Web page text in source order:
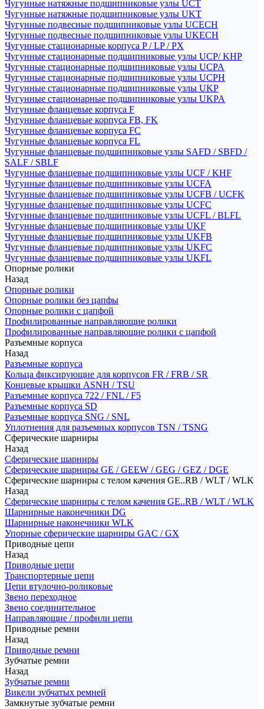
Чугунные натяжные подшипниковые узлы UCT
Чугунные натяжные подшипниковые узлы UKT
Чугунные подвесные подшипниковые узлы UCECH
Чугунные подвесные подшипниковые узлы UKECH
Чугунные стационарные корпуса P / LP / PX
Чугунные стационарные подшипниковые узлы UCP/ KHP
Чугунные стационарные подшипниковые узлы UCPA
Чугунные стационарные подшипниковые узлы UCPH
Чугунные стационарные подшипниковые узлы UKP
Чугунные стационарные подшипниковые узлы UKPA
Чугунные фланцевые корпуса F
Чугунные фланцевые корпуса FB, FK
Чугунные фланцевые корпуса FC
Чугунные фланцевые корпуса FL
Чугунные фланцевые подшипниковые узлы SAFD / SBFD /
SALF / SBLF
Чугунные фланцевые подшипниковые узлы UCF / KHF
Чугунные фланцевые подшипниковые узлы UCFA
Чугунные фланцевые подшипниковые узлы UCFB / UCFK
Чугунные фланцевые подшипниковые узлы UCFC
Чугунные фланцевые подшипниковые узлы UCFL / BLFL
Чугунные фланцевые подшипниковые узлы UKF
Чугунные фланцевые подшипниковые узлы UKFB
Чугунные фланцевые подшипниковые узлы UKFC
Чугунные фланцевые подшипниковые узлы UKFL
Опорные ролики
Назад
Опорные ролики
Опорные ролики без цапфы
Опорные ролики с цапфой
Профилированные направляющие ролики
Профилированные направляющие ролики с цапфой
Разъемные корпуса
Назад
Разъемные корпуса
Кольца фиксирующие для корпусов FR / FRB / SR
Концевые крышки ASNH / TSU
Разъемные корпуса 722 / FNL / F5
Разъемные корпуса SD
Разъемные корпуса SNG / SNL
Уплотнения для разъемных корпусов TSN / TSNG
Сферические шарниры
Назад
Сферические шарниры
Сферические шарниры GE / GEEW / GEG / GEZ / DGE
Сферические шарниры с телом качения GE..RB / WLT / WLK
Назад
Сферические шарниры с телом качения GE..RB / WLT / WLK
Шарнирные наконечники DG
Шарнирные наконечники WLK
Упорные сферические шарниры GAC / GX
Приводные цепи
Назад
Приводные цепи
Транспортерные цепи
Цепи втулочно-роликовые
Звено переходное
Звено соединительное
Направляющие / профили цепи
Приводные ремни
Назад
Приводные ремни
Зубчатые ремни
Назад
Зубчатые ремни
Викели зубчатых ремней
Замкнутые зубчатые ремни